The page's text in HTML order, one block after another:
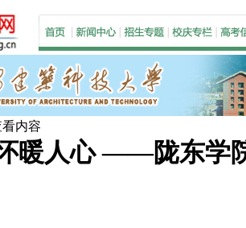
内容
暖人心 ——陇东学